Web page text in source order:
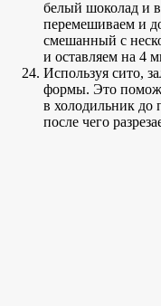
белый шоколад и
перемешиваем и
смешанный с
и оставляем на 4
Используя сито,
формы. Это
в холодильник до
после чего